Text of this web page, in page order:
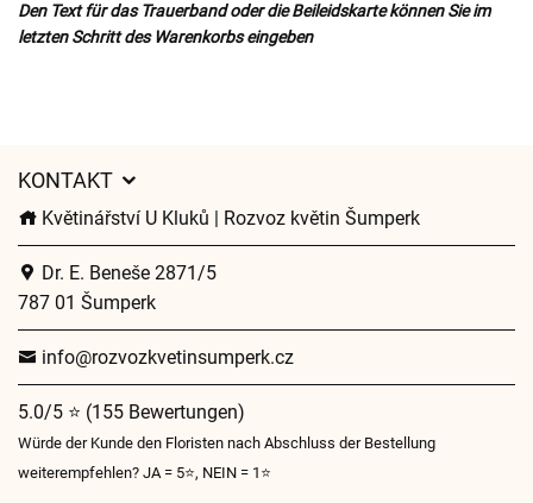
Den Text für das Trauerband oder die Beileidskarte können Sie im
letzten Schritt des Warenkorbs eingeben
KONTAKT
Květinářství U Kluků | Rozvoz květin Šumperk
Dr. E. Beneše 2871/5
787 01 Šumperk
info@rozvozkvetinsumperk.cz
5.0/5 ⭐ (155 Bewertungen)
Würde der Kunde den Floristen nach Abschluss der Bestellung
weiterempfehlen? JA = 5⭐, NEIN = 1⭐